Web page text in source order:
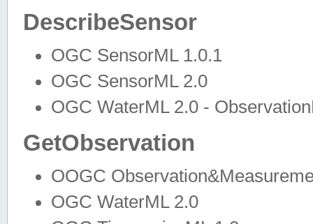
DescribeSensor
OGC SensorML 1.0.1
OGC SensorML 2.0
OGC WaterML 2.0 -
GetObservation
OOGC
OGC WaterML 2.0